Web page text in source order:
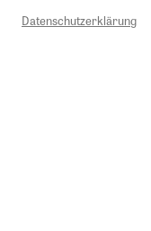
Datenschutzerklärung